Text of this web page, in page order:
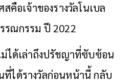
คือเจ้าของรางวัลโนเบล
รณกรรม ปี 2022
ม่ได้เล่าถึงปรัชญาที่ซับซ้อน
ได้รางวัลก่อนหน้านี้ กลับ